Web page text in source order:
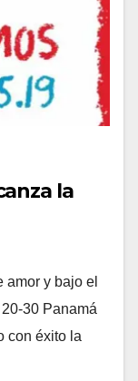
la
amor y bajo el
20-30 Panamá
con éxito la